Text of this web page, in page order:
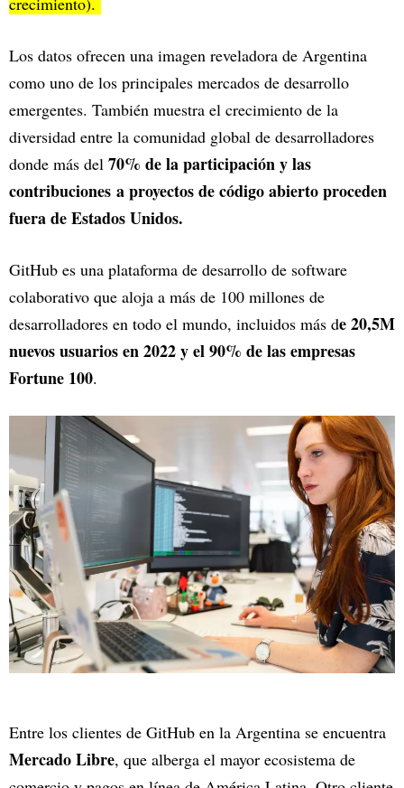
Los datos ofrecen una imagen reveladora de Argentina
como uno de los principales mercados de desarrollo
emergentes. También muestra el crecimiento de la
diversidad entre la comunidad global de desarrolladores
donde más del 70% de la participación y las
contribuciones a proyectos de código abierto proceden
fuera de Estados Unidos.
GitHub es una plataforma de desarrollo de software
colaborativo que aloja a más de 100 millones de
desarrolladores en todo el mundo, incluidos más de 20,5M
nuevos usuarios en 2022 y el 90% de las empresas
Fortune 100.
Entre los clientes de GitHub en la Argentina se encuentra
Mercado Libre, que alberga el mayor ecosistema de